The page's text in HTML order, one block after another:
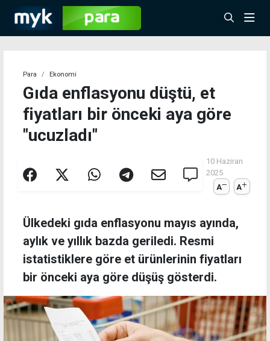
Para Ekonomi
Gıda enflasyonu düştü, et
fiyatları bir önceki aya göre
"ucuzladı"
10 Haziran
2025
A
A
Ülkedeki gıda enflasyonu mayıs ayında,
aylık ve yıllık bazda geriledi. Resmi
istatistiklere göre et ürünlerinin fiyatları
bir önceki aya göre düşüş gösterdi.